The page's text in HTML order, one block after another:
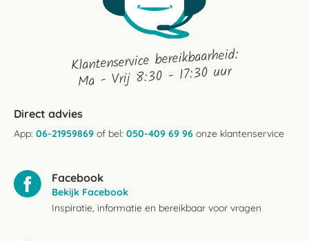
Klantenservice bereikbaarheid:
Ma - Vrij 8:30 - 17:30 uur
Direct advies
App: 06-21959869 of bel: 050-409 69 96 onze klantenservice
Facebook
Bekijk Facebook
Inspiratie, informatie en bereikbaar voor vragen